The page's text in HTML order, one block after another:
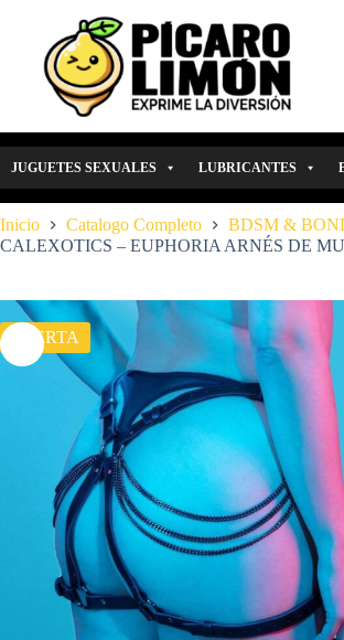
contenido
JUGUETES SEXUALES LUBRICANTES
Inicio Catalogo Completo BDSM &
CALEXOTICS – EUPHORIA ARNÉS DE
OFERTA